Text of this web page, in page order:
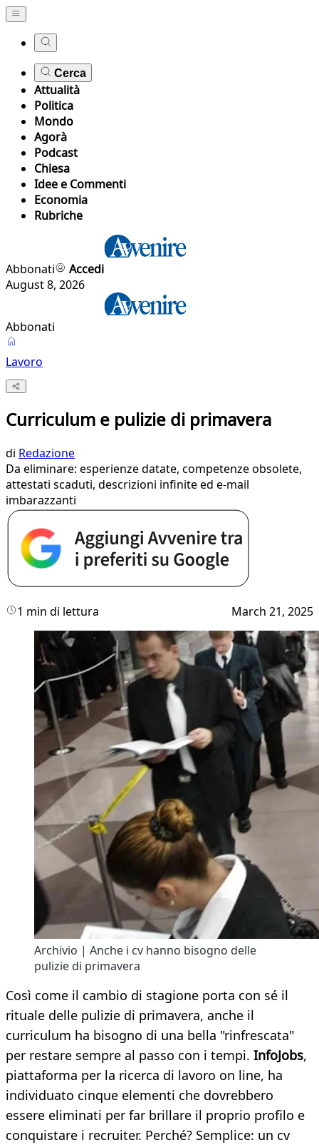
Cerca
Attualità
Politica
Mondo
Agorà
Podcast
Chiesa
Idee e Commenti
Economia
Rubriche
Abbonati
Accedi
August 8, 2026
Abbonati
Lavoro
Curriculum e pulizie di primavera
di Redazione
Da eliminare: esperienze datate, competenze obsolete,
attestati scaduti, descrizioni infinite ed e-mail
imbarazzanti
1 min di lettura March 21, 2025
Archivio | Anche i cv hanno bisogno delle
pulizie di primavera
Così come il cambio di stagione porta con sé il
rituale delle pulizie di primavera, anche il
curriculum ha bisogno di una bella "rinfrescata"
per restare sempre al passo con i tempi. InfoJobs,
piattaforma per la ricerca di lavoro on line, ha
individuato cinque elementi che dovrebbero
essere eliminati per far brillare il proprio profilo e
conquistare i recruiter. Perché? Semplice: un cv